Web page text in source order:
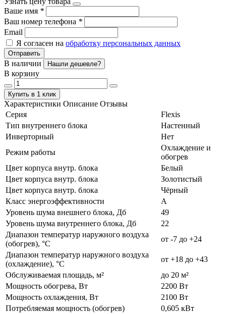
Ваше имя *
Ваш номер телефона *
Email
Я согласен на обработку персональных данных
Отправить
В наличии Нашли дешевле?
В корзину
Купить в 1 клик
Характеристики Описание Отзывы
Серия
Flexis
Тип внутреннего блока
Настенный
Инверторный
Нет
Режим работы
Охлаждение и
обогрев
Цвет корпуса внутр. блока
Белый
Цвет корпуса внутр. блока
Золотистый
Цвет корпуса внутр. блока
Чёрный
Класс энергоэффективности
А
Уровень шума внешнего блока, Дб
49
Уровень шума внутреннего блока, Дб
22
Диапазон температур наружного воздуха
(обогрев), °C
от -7 до +24
Диапазон температур наружного воздуха
(охлаждение), °C
от +18 до +43
Обслуживаемая площадь, м²
до 20 м²
Мощность обогрева, Вт
2200 Вт
Мощность охлаждения, Вт
2100 Вт
Потребляемая мощность (обогрев)
0,605 кВт